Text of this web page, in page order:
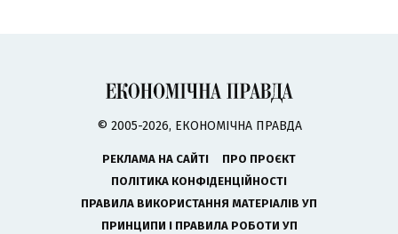
© 2005-2026, ЕКОНОМІЧНА ПРАВДА
РЕКЛАМА НА САЙТІ
ПРО ПРОЄКТ
ПОЛІТИКА КОНФІДЕНЦІЙНОСТІ
ПРАВИЛА ВИКОРИСТАННЯ МАТЕРІАЛІВ УП
ПРИНЦИПИ І ПРАВИЛА РОБОТИ УП